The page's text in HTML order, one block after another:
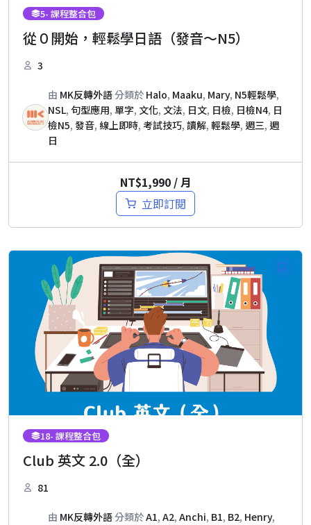
5- 課程整合包
從０開始，輕鬆學日語（發音～N5）
3
由 MK反轉外語分類於 Halo, Maaku, Mary, N5輕鬆學,
NSL, 句型應用, 單字, 文化, 文法, 日文, 日檢, 日檢N4, 日
檢N5, 發音, 線上即時, 考試技巧, 讀解, 輕鬆學, 週三, 週
日
NT$1,990 / 月
立即訂閱
18- 課程整合包
Club 英文 2.0（全）
81
由 MK反轉外語分類於A1, A2, Anchi, B1, B2, Henry,